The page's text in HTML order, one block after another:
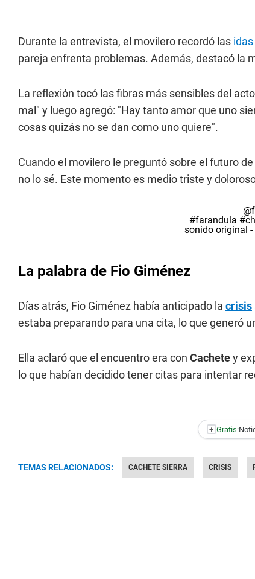
Durante la entrevista, el movilero recordó las
pareja enfrenta problemas. Además, destacó la
La reflexión tocó las fibras más sensibles del
mal" y luego agregó: "Hay tanto amor que uno
cosas quizás no se dan como uno quiere".
Cuando el movilero le preguntó sobre el futuro
no lo sé. Este momento es medio triste y
#farandula
sonido original
La palabra de Fio Giménez
Días atrás, Fio Giménez había anticipado la crisis
estaba preparando para una cita, lo que generó
Ella aclaró que el encuentro era con Cachetey
lo que habían decidido tener citas para intentar
+ Gratis:
TEMAS RELACIONADOS: CACHETE SIERRA CRISIS